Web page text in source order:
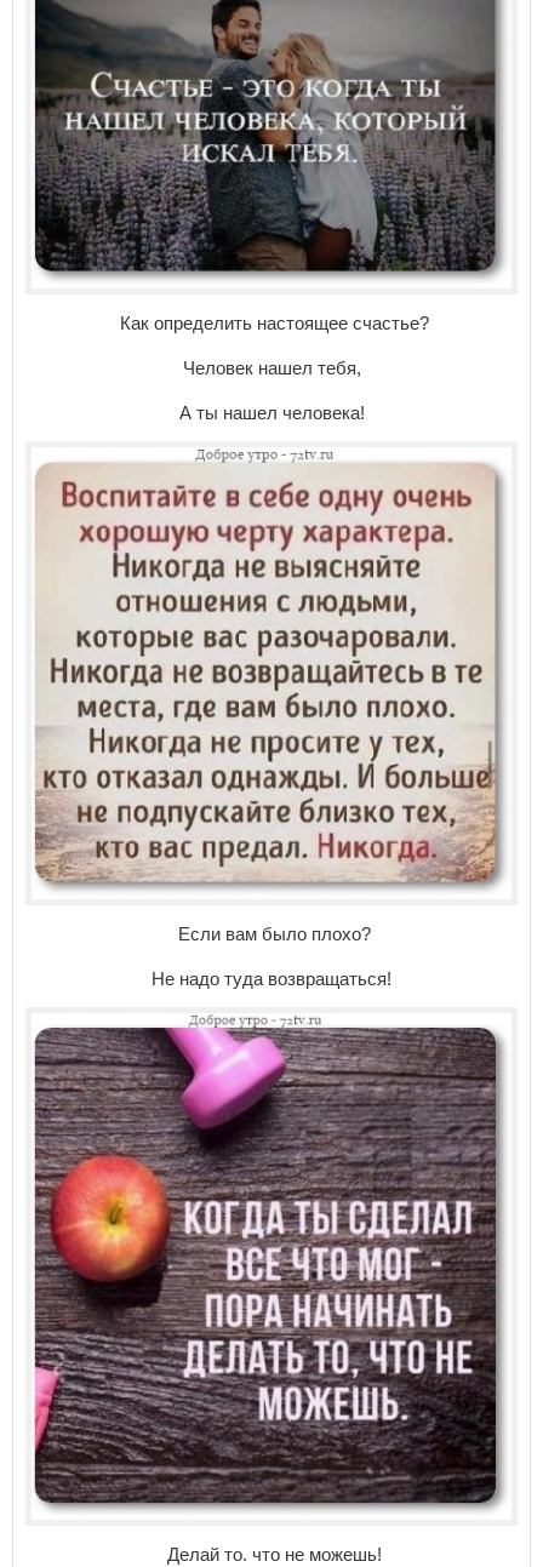
Как определить настоящее счастье?
Человек нашел тебя,
А ты нашел человека!
Если вам было плохо?
Не надо туда возвращаться!
Делай то. что не можешь!